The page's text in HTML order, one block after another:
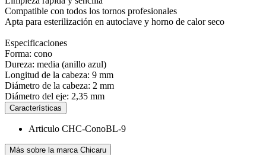
Compatible con todos los tornos profesionales
Apta para esterilización en autoclave y horno de calor seco
Especificaciones
Forma: cono
Dureza: media (anillo azul)
Longitud de la cabeza: 9 mm
Diámetro de la cabeza: 2 mm
Diámetro del eje: 2,35 mm
Características
Articulo CHC-ConoBL-9
Más sobre la marca Chicaru